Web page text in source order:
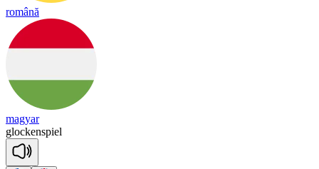
română
magyar
glockenspiel